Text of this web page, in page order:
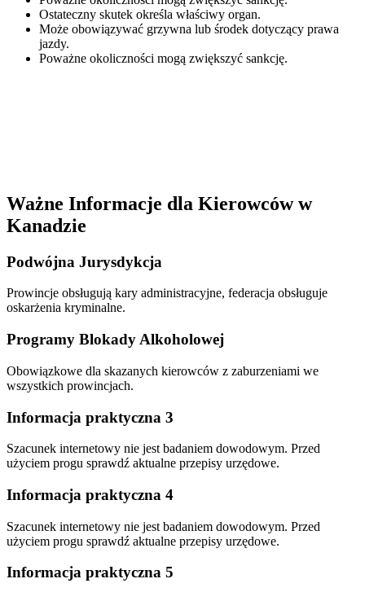
Ostateczny skutek określa właściwy organ.
Może obowiązywać grzywna lub środek dotyczący prawa
jazdy.
Poważne okoliczności mogą zwiększyć sankcję.
Ważne Informacje dla Kierowców w
Kanadzie
Podwójna Jurysdykcja
Prowincje obsługują kary administracyjne, federacja obsługuje
oskarżenia kryminalne.
Programy Blokady Alkoholowej
Obowiązkowe dla skazanych kierowców z zaburzeniami we
wszystkich prowincjach.
Informacja praktyczna 3
Szacunek internetowy nie jest badaniem dowodowym. Przed
użyciem progu sprawdź aktualne przepisy urzędowe.
Informacja praktyczna 4
Szacunek internetowy nie jest badaniem dowodowym. Przed
użyciem progu sprawdź aktualne przepisy urzędowe.
Informacja praktyczna 5